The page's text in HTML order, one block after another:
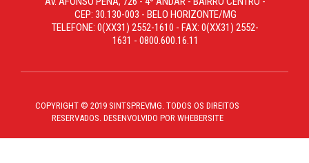
CEP: 30.130-003 - BELO HORIZONTE/MG
TELEFONE: 0(XX31) 2552-1610 - FAX: 0(XX31) 2552-
1631 - 0800.600.16.11
COPYRIGHT © 2019 SINTSPREVMG. TODOS OS DIREITOS
RESERVADOS. DESENVOLVIDO POR WHEBERSITE